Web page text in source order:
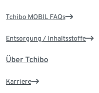
Tchibo MOBIL FAQs
Entsorgung / Inhaltsstoffe
Über Tchibo
Karriere